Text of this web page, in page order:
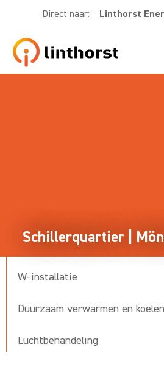
Direct naar: Linthorst
Schillerquartier |
W-installatie
Duurzaam verwarmen en koelen
Luchtbehandeling